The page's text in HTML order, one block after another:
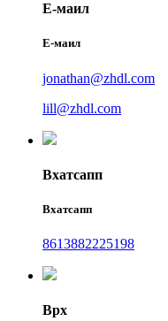
Е-маил
Е-маил
jonathan@zhdl.com
lill@zhdl.com
Вхатсапп
Вхатсапп
8613882225198
Врх